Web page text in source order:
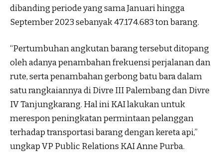
dibanding periode yang sama Januari hingga
September 2023 sebanyak 47.174.683 ton barang.
“Pertumbuhan angkutan barang tersebut ditopang
oleh adanya penambahan frekuensi perjalanan dan
rute, serta penambahan gerbong batu bara dalam
satu rangkaiannya di Divre III Palembang dan Divre
IV Tanjungkarang. Hal ini KAI lakukan untuk
merespon peningkatan permintaan pelanggan
terhadap transportasi barang dengan kereta api,”
ungkap VP Public Relations KAI Anne Purba.